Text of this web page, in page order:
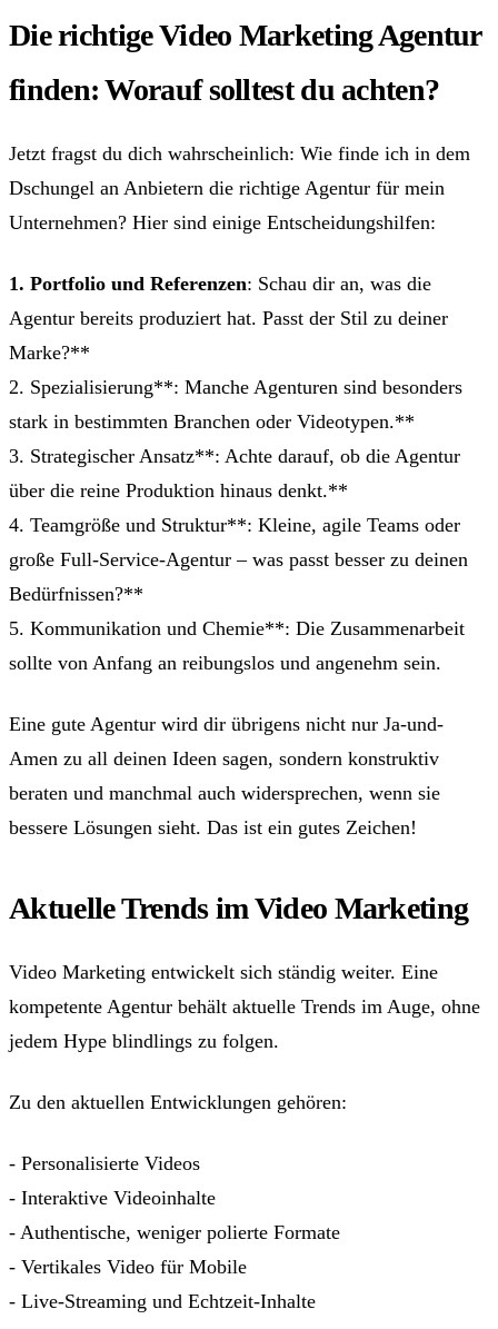
Die richtige Video Marketing Agentur
finden: Worauf solltest du achten?
Jetzt fragst du dich wahrscheinlich: Wie finde ich in dem
Dschungel an Anbietern die richtige Agentur für mein
Unternehmen? Hier sind einige Entscheidungshilfen:
1. Portfolio und Referenzen: Schau dir an, was die
Agentur bereits produziert hat. Passt der Stil zu deiner
Marke?**
2. Spezialisierung**: Manche Agenturen sind besonders
stark in bestimmten Branchen oder Videotypen.**
3. Strategischer Ansatz**: Achte darauf, ob die Agentur
über die reine Produktion hinaus denkt.**
4. Teamgröße und Struktur**: Kleine, agile Teams oder
große Full-Service-Agentur – was passt besser zu deinen
Bedürfnissen?**
5. Kommunikation und Chemie**: Die Zusammenarbeit
sollte von Anfang an reibungslos und angenehm sein.
Eine gute Agentur wird dir übrigens nicht nur Ja-und-
Amen zu all deinen Ideen sagen, sondern konstruktiv
beraten und manchmal auch widersprechen, wenn sie
bessere Lösungen sieht. Das ist ein gutes Zeichen!
Aktuelle Trends im Video Marketing
Video Marketing entwickelt sich ständig weiter. Eine
kompetente Agentur behält aktuelle Trends im Auge, ohne
jedem Hype blindlings zu folgen.
Zu den aktuellen Entwicklungen gehören:
- Personalisierte Videos
- Interaktive Videoinhalte
- Authentische, weniger polierte Formate
- Vertikales Video für Mobile
- Live-Streaming und Echtzeit-Inhalte